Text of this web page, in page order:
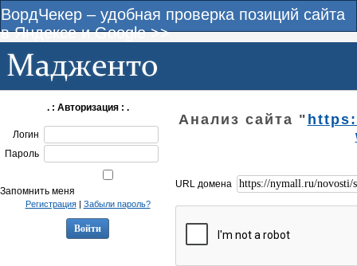
ВордЧекер – удобная проверка позиций сайта
в Яндексе и Google >>
. : Авторизация : .
Логин
Пароль
Запомнить меня
Регистрация| Забыли пароль?
Анализ сайта "
URL домена